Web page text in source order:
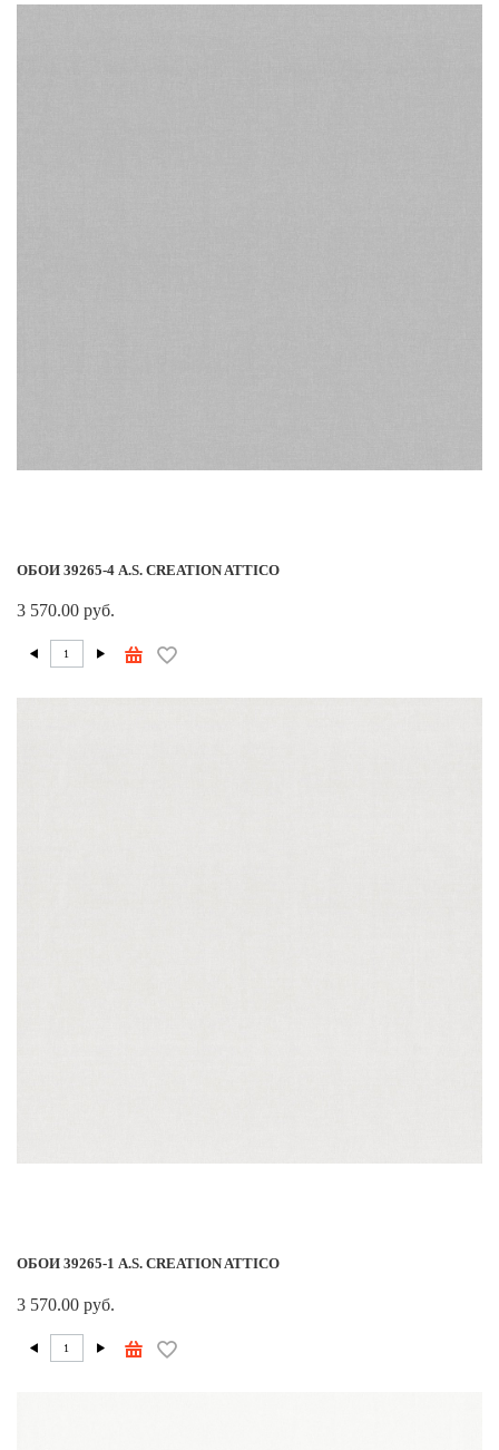
ОБОИ 39265-4 A.S. CREATION ATTICO
3 570.00 руб.
ОБОИ 39265-1 A.S. CREATION ATTICO
3 570.00 руб.